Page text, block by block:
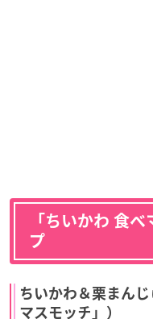
「ちいかわ 食
プ
ちいかわ＆栗まん
マスモッチ」）